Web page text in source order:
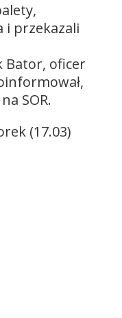
i przekazali
Bator, oficer
SOR.
(17.03)